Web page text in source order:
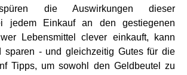
die Auswirkungen dieser
jedem Einkauf an den gestiegenen
Lebensmittel clever einkauft, kann
sparen - und gleichzeitig Gutes für die
Tipps, um sowohl den Geldbeutel zu